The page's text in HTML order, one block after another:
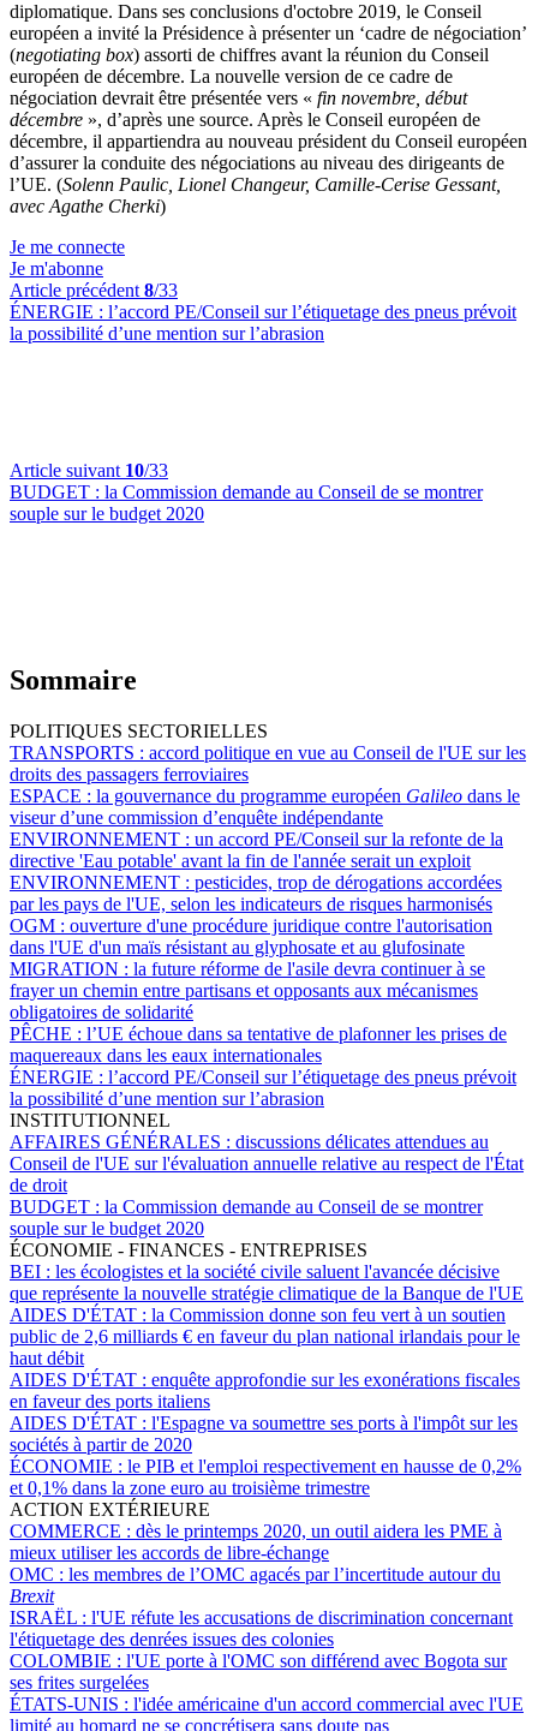
diplomatique. Dans ses conclusions d'octobre 2019, le Conseil
européen a invité la Présidence à présenter un ‘cadre de négociation’
(negotiating box) assorti de chiffres avant la réunion du Conseil
européen de décembre. La nouvelle version de ce cadre de
négociation devrait être présentée vers « fin novembre, début
décembre », d’après une source. Après le Conseil européen de
décembre, il appartiendra au nouveau président du Conseil européen
d’assurer la conduite des négociations au niveau des dirigeants de
l’UE. (Solenn Paulic, Lionel Changeur, Camille-Cerise Gessant,
avec Agathe Cherki)
Je me connecte
Je m'abonne
Article précédent 8/33
ÉNERGIE : l’accord PE/Conseil sur l’étiquetage des pneus prévoit
la possibilité d’une mention sur l’abrasion
Article suivant 10/33
BUDGET : la Commission demande au Conseil de se montrer
souple sur le budget 2020
Sommaire
POLITIQUES SECTORIELLES
TRANSPORTS : accord politique en vue au Conseil de l'UE sur les
droits des passagers ferroviaires
ESPACE : la gouvernance du programme européen Galileo dans le
viseur d’une commission d’enquête indépendante
ENVIRONNEMENT : un accord PE/Conseil sur la refonte de la
directive 'Eau potable' avant la fin de l'année serait un exploit
ENVIRONNEMENT : pesticides, trop de dérogations accordées
par les pays de l'UE, selon les indicateurs de risques harmonisés
OGM : ouverture d'une procédure juridique contre l'autorisation
dans l'UE d'un maïs résistant au glyphosate et au glufosinate
MIGRATION : la future réforme de l'asile devra continuer à se
frayer un chemin entre partisans et opposants aux mécanismes
obligatoires de solidarité
PÊCHE : l’UE échoue dans sa tentative de plafonner les prises de
maquereaux dans les eaux internationales
ÉNERGIE : l’accord PE/Conseil sur l’étiquetage des pneus prévoit
la possibilité d’une mention sur l’abrasion
INSTITUTIONNEL
AFFAIRES GÉNÉRALES : discussions délicates attendues au
Conseil de l'UE sur l'évaluation annuelle relative au respect de l'État
de droit
BUDGET : la Commission demande au Conseil de se montrer
souple sur le budget 2020
ÉCONOMIE - FINANCES - ENTREPRISES
BEI : les écologistes et la société civile saluent l'avancée décisive
que représente la nouvelle stratégie climatique de la Banque de l'UE
AIDES D'ÉTAT : la Commission donne son feu vert à un soutien
public de 2,6 milliards € en faveur du plan national irlandais pour le
haut débit
AIDES D'ÉTAT : enquête approfondie sur les exonérations fiscales
en faveur des ports italiens
AIDES D'ÉTAT : l'Espagne va soumettre ses ports à l'impôt sur les
sociétés à partir de 2020
ÉCONOMIE : le PIB et l'emploi respectivement en hausse de 0,2%
et 0,1% dans la zone euro au troisième trimestre
ACTION EXTÉRIEURE
COMMERCE : dès le printemps 2020, un outil aidera les PME à
mieux utiliser les accords de libre-échange
OMC : les membres de l’OMC agacés par l’incertitude autour du
Brexit
ISRAËL : l'UE réfute les accusations de discrimination concernant
l'étiquetage des denrées issues des colonies
COLOMBIE : l'UE porte à l'OMC son différend avec Bogota sur
ses frites surgelées
ÉTATS-UNIS : l'idée américaine d'un accord commercial avec l'UE
limité au homard ne se concrétisera sans doute pas